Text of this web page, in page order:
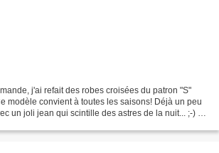
j'ai refait des robes croisées du patron "S"
modèle convient à toutes les saisons! Déjà un peu
un joli jean qui scintille des astres de la nuit... ;-) Et